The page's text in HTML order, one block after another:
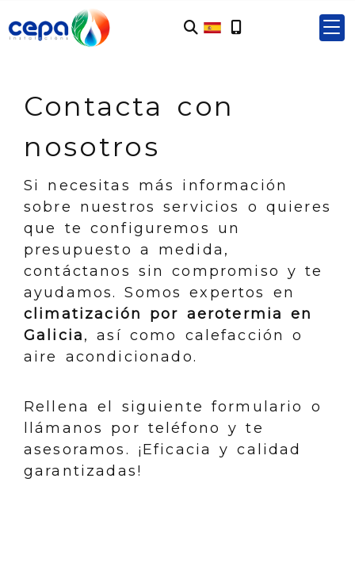
Contacta con
nosotros
Si necesitas más información
sobre nuestros servicios o quieres
que te configuremos un
presupuesto a medida,
contáctanos sin compromiso y te
ayudamos. Somos expertos en
climatización por aerotermia en
Galicia, así como calefacción o
aire acondicionado.
Rellena el siguiente formulario o
llámanos por teléfono y te
asesoramos. ¡Eficacia y calidad
garantizadas!